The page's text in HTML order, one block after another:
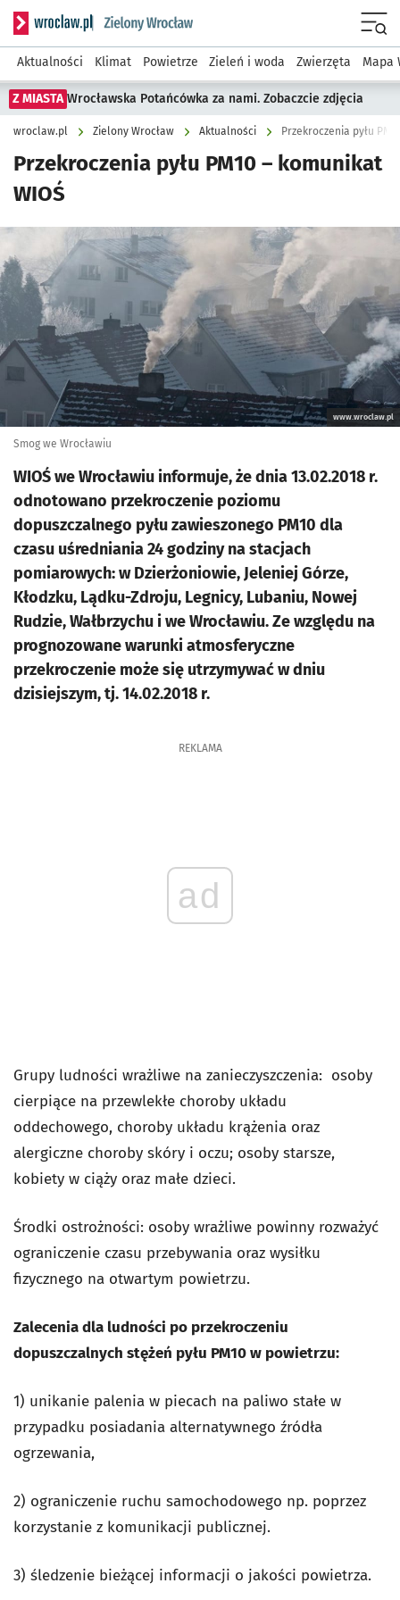
Serwis informacyjny wroclaw.pl podserwis: Środowisko we
Aktualności Klimat Powietrze Zieleń i woda Zwierzęta Mapa
Z MIASTA Wrocławska Potańcówka za nami. Zobaczcie zdjęcia
wroclaw.pl Zielony Wrocław Aktualności Przekroczenia pyłu
Przekroczenia pyłu PM10 – komunikat
WIOŚ
Kliknij, aby powiększyć
www.wroclaw.pl
Smog we Wrocławiu
WIOŚ we Wrocławiu informuje, że dnia 13.02.2018 r.
odnotowano przekroczenie poziomu
dopuszczalnego pyłu zawieszonego PM10 dla
czasu uśredniania 24 godziny na stacjach
pomiarowych: w Dzierżoniowie, Jeleniej Górze,
Kłodzku, Lądku-Zdroju, Legnicy, Lubaniu, Nowej
Rudzie, Wałbrzychu i we Wrocławiu. Ze względu na
prognozowane warunki atmosferyczne
przekroczenie może się utrzymywać w dniu
dzisiejszym, tj. 14.02.2018 r.
REKLAMA
ad
Grupy ludności wrażliwe na zanieczyszczenia: osoby
cierpiące na przewlekłe choroby układu
oddechowego, choroby układu krążenia oraz
alergiczne choroby skóry i oczu; osoby starsze,
kobiety w ciąży oraz małe dzieci.
Środki ostrożności: osoby wrażliwe powinny rozważyć
ograniczenie czasu przebywania oraz wysiłku
fizycznego na otwartym powietrzu.
Zalecenia dla ludności po przekroczeniu
dopuszczalnych stężeń pyłu PM10 w powietrzu:
1) unikanie palenia w piecach na paliwo stałe w
przypadku posiadania alternatywnego źródła
ogrzewania,
2) ograniczenie ruchu samochodowego np. poprzez
korzystanie z komunikacji publicznej.
3) śledzenie bieżącej informacji o jakości powietrza.